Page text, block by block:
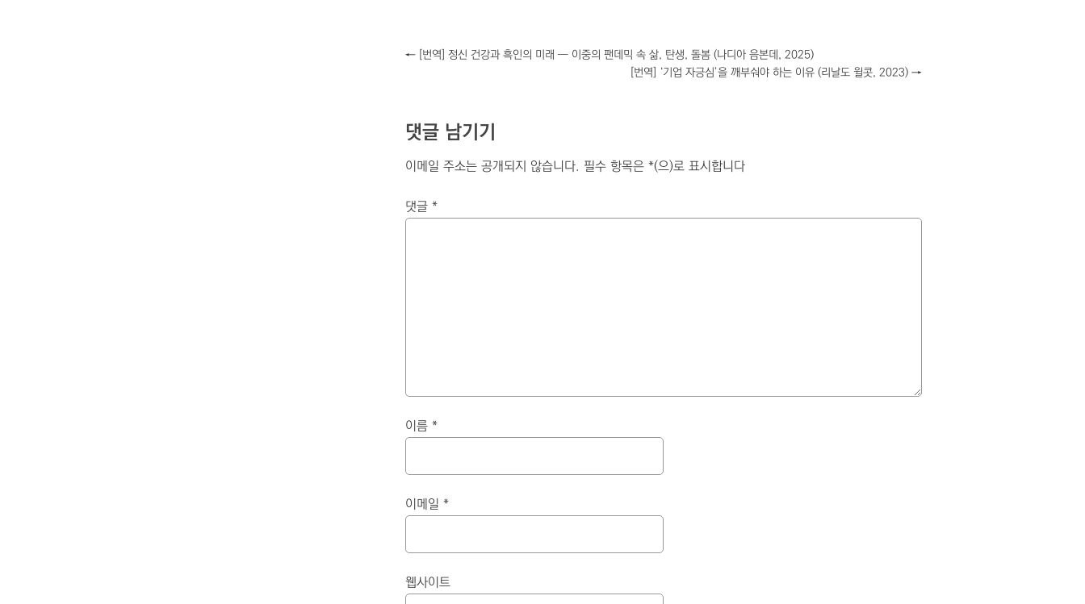
← [번역] 정신 건강과 흑인의 미래 ― 이중의 팬데믹 속 삶, 탄생, 돌봄 (나디아 음본데, 2025)
[번역] ‘기업 자긍심’을 깨부숴야 하는 이유 (리날도 윌콧, 2023)→
댓글 남기기
이메일 주소는 공개되지 않습니다. 필수 항목은 *(으)로 표시합니다
댓글 *
이름 *
이메일 *
웹사이트